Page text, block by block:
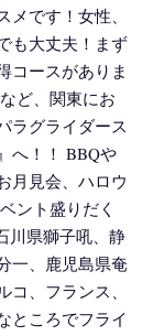
です！女性、
も大丈夫！まず
コースがありま
ど、関東にお
ラグライダース
へ！！ BBQや
月見会、ハロウ
ント盛りだく
川県獅子吼、静
一、鹿児島県奄
、フランス、
ところでフライ